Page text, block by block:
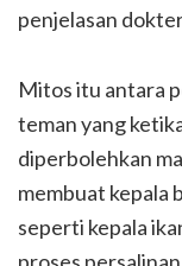
penjelasan
Mitos itu antara
teman yang
diperbolehkan
membuat kepala
seperti kepala